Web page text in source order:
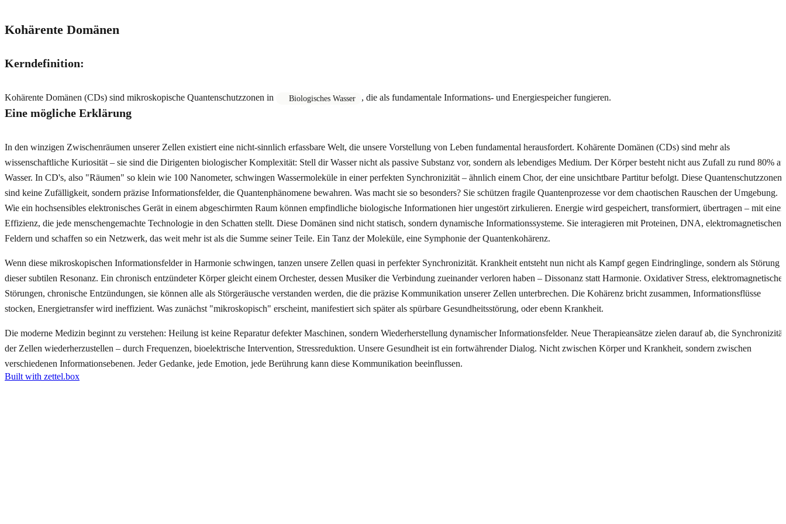
Kohärente Domänen
Kerndefinition:
Kohärente Domänen (CDs) sind mikroskopische Quantenschutzzonen in Biologisches Wasser , die als fundamentale Informations- und Energiespeicher fungieren.
Eine mögliche Erklärung
In den winzigen Zwischenräumen unserer Zellen existiert eine nicht-sinnlich erfassbare Welt, die unsere Vorstellung von Leben fundamental herausfordert. Kohärente Domänen (CDs) sind mehr als
wissenschaftliche Kuriosität – sie sind die Dirigenten biologischer Komplexität: Stell dir Wasser nicht als passive Substanz vor, sondern als lebendiges Medium. Der Körper besteht nicht aus Zufall zu rund 80%
Wasser. In CD's, also "Räumen" so klein wie 100 Nanometer, schwingen Wassermoleküle in einer perfekten Synchronizität – ähnlich einem Chor, der eine unsichtbare Partitur befolgt. Diese Quantenschutzzonen
sind keine Zufälligkeit, sondern präzise Informationsfelder, die Quantenphänomene bewahren. Was macht sie so besonders? Sie schützen fragile Quantenprozesse vor dem chaotischen Rauschen der Umgebung.
Wie ein hochsensibles elektronisches Gerät in einem abgeschirmten Raum können empfindliche biologische Informationen hier ungestört zirkulieren. Energie wird gespeichert, transformiert, übertragen – mit einer
Effizienz, die jede menschengemachte Technologie in den Schatten stellt. Diese Domänen sind nicht statisch, sondern dynamische Informationssysteme. Sie interagieren mit Proteinen, DNA, elektromagnetischen
Feldern und schaffen so ein Netzwerk, das weit mehr ist als die Summe seiner Teile. Ein Tanz der Moleküle, eine Symphonie der Quantenkohärenz.
Wenn diese mikroskopischen Informationsfelder in Harmonie schwingen, tanzen unsere Zellen quasi in perfekter Synchronizität. Krankheit entsteht nun nicht als Kampf gegen Eindringlinge, sondern als Störung
dieser subtilen Resonanz. Ein chronisch entzündeter Körper gleicht einem Orchester, dessen Musiker die Verbindung zueinander verloren haben – Dissonanz statt Harmonie. Oxidativer Stress, elektromagnetische
Störungen, chronische Entzündungen, sie können alle als Störgeräusche verstanden werden, die die präzise Kommunikation unserer Zellen unterbrechen. Die Kohärenz bricht zusammen, Informationsflüsse
stocken, Energietransfer wird ineffizient. Was zunächst "mikroskopisch" erscheint, manifestiert sich später als spürbare Gesundheitsstörung, oder ebenn Krankheit.
Die moderne Medizin beginnt zu verstehen: Heilung ist keine Reparatur defekter Maschinen, sondern Wiederherstellung dynamischer Informationsfelder. Neue Therapieansätze zielen darauf ab, die Synchronizität
der Zellen wiederherzustellen – durch Frequenzen, bioelektrische Intervention, Stressreduktion. Unsere Gesundheit ist ein fortwährender Dialog. Nicht zwischen Körper und Krankheit, sondern zwischen
verschiedenen Informationsebenen. Jeder Gedanke, jede Emotion, jede Berührung kann diese Kommunikation beeinflussen.
Built with zettel.box